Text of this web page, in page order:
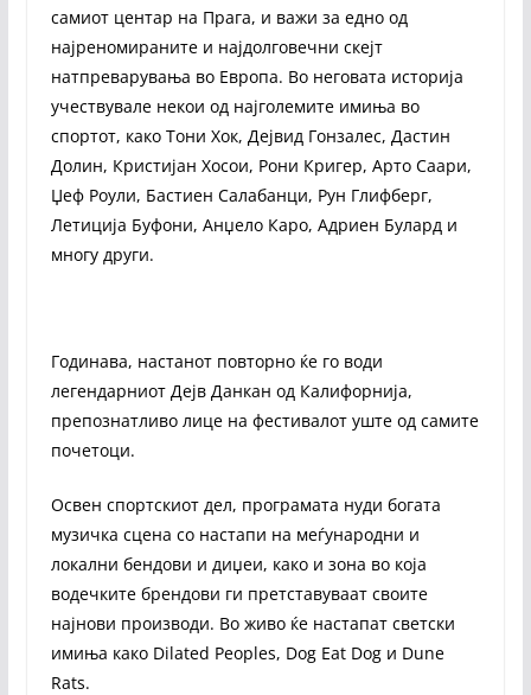
самиот центар на Прага, и важи за едно од
најреномираните и најдолговечни скејт
натпреварувања во Европа. Во неговата историја
учествувале некои од најголемите имиња во
спортот, како Тони Хок, Дејвид Гонзалес, Дастин
Долин, Кристијан Хосои, Рони Кригер, Арто Саари,
Џеф Роули, Бастиен Салабанци, Рун Глифберг,
Летиција Буфони, Анџело Кaро, Адриен Булард и
многу други.
Годинава, настанот повторно ќе го води
легендарниот Дејв Данкан од Калифорнија,
препознатливо лице на фестивалот уште од самите
почетоци.
Освен спортскиот дел, програмата нуди богата
музичка сцена со настапи на меѓународни и
локални бендови и диџеи, како и зона во која
водечките брендови ги претставуваат своите
најнови производи. Во живо ќе настапат светски
имиња како Dilated Peoples, Dog Eat Dog и Dune
Rats.